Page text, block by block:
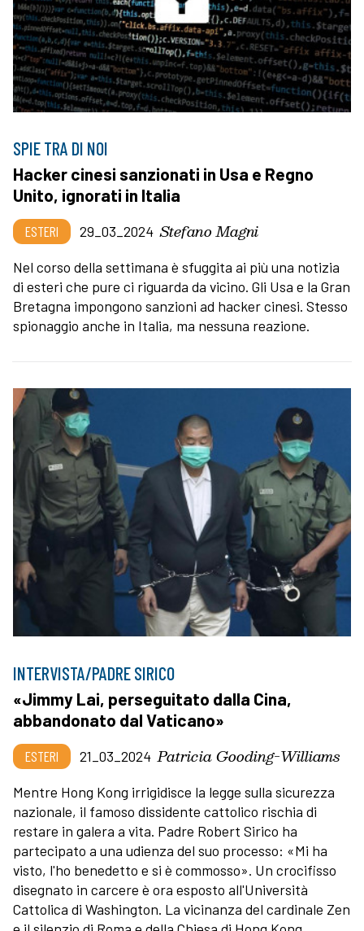
SPIE TRA DI NOI
Hacker cinesi sanzionati in Usa e Regno
Unito, ignorati in Italia
ESTERI 29_03_2024 Stefano Magni
Nel corso della settimana è sfuggita ai più una notizia
di esteri che pure ci riguarda da vicino. Gli Usa e la Gran
Bretagna impongono sanzioni ad hacker cinesi. Stesso
spionaggio anche in Italia, ma nessuna reazione.
INTERVISTA/PADRE SIRICO
«Jimmy Lai, perseguitato dalla Cina,
abbandonato dal Vaticano»
ESTERI 21_03_2024 Patricia Gooding-Williams
Mentre Hong Kong irrigidisce la legge sulla sicurezza
nazionale, il famoso dissidente cattolico rischia di
restare in galera a vita. Padre Robert Sirico ha
partecipato a una udienza del suo processo: «Mi ha
visto, l'ho benedetto e si è commosso». Un crocifisso
disegnato in carcere è ora esposto all'Università
Cattolica di Washington. La vicinanza del cardinale Zen